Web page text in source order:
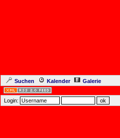
Suchen Kalender Galerie
Login: